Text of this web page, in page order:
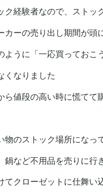
ク経験者なので、ストッ
カーの売り出し期間が頭
うに「一応買っておこ
くなりました
ら値段の高い時に慌てて
物のストック場所にな
鍋など不用品を売りに
てクローゼットに仕舞い